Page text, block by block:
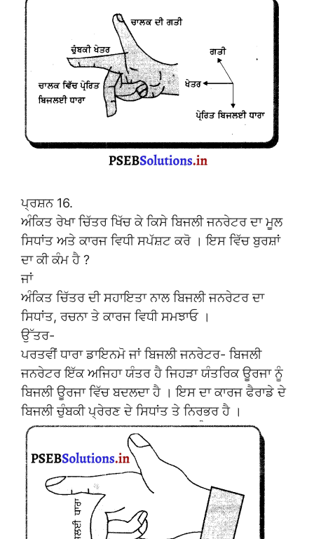
ਪ੍ਰਸ਼ਨ 16.
ਅੰਕਿਤ ਰੇਖਾ ਚਿੱਤਰ ਖਿੱਚ ਕੇ ਕਿਸੇ ਬਿਜਲੀ ਜਨਰੇਟਰ ਦਾ ਮੂਲ
ਸਿਧਾਂਤ ਅਤੇ ਕਾਰਜ ਵਿਧੀ ਸਪੱਸ਼ਟ ਕਰੋ । ਇਸ ਵਿੱਚ ਬੁਰਸ਼ਾਂ
ਦਾ ਕੀ ਕੰਮ ਹੈ ?
ਜਾਂ
ਅੰਕਿਤ ਚਿੱਤਰ ਦੀ ਸਹਾਇਤਾ ਨਾਲ ਬਿਜਲੀ ਜਨਰੇਟਰ ਦਾ
ਸਿਧਾਂਤ, ਰਚਨਾ ਤੇ ਕਾਰਜ ਵਿਧੀ ਸਮਝਾਓ ।
ਉੱਤਰ-
ਪਰਤਵੀਂ ਧਾਰਾ ਡਾਇਨਮੋ ਜਾਂ ਬਿਜਲੀ ਜਨਰੇਟਰ- ਬਿਜਲੀ
ਜਨਰੇਟਰ ਇੱਕ ਅਜਿਹਾ ਯੰਤਰ ਹੈ ਜਿਹੜਾ ਯੰਤਰਿਕ ਊਰਜਾ ਨੂੰ
ਬਿਜਲੀ ਊਰਜਾ ਵਿੱਚ ਬਦਲਦਾ ਹੈ । ਇਸ ਦਾ ਕਾਰਜ ਫੈਰਾਡੇ ਦੇ
ਬਿਜਲੀ ਚੁੰਬਕੀ ਪ੍ਰੇਰਣ ਦੇ ਸਿਧਾਂਤ ਤੇ ਨਿਰਭਰ ਹੈ ।